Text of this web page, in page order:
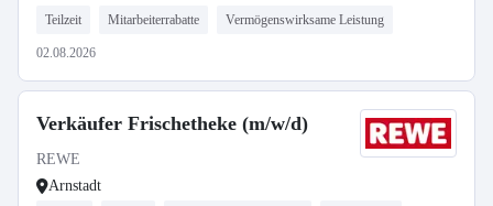
Teilzeit Mitarbeiterrabatte Vermögenswirksame Leistung
02.08.2026
Verkäufer Frischetheke (m/w/d)
REWE
Arnstadt